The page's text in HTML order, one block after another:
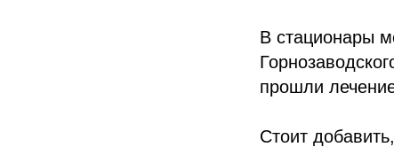
В стационары
прошли
Стоит